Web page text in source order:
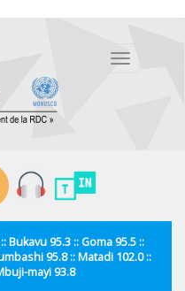
Toggle
Bukavu 95.3 :: Goma 95.5 ::
95.8 :: Matadi 102.0 ::
mayi 93.8